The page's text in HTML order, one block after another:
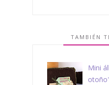
TAMBIÉN
Mini